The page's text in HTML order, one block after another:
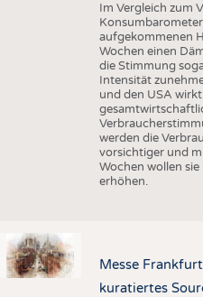
Im Vergleich zum
aufgekommenen
Wochen einen
die Stimmung
Intensität
und den USA
werden die
vorsichtiger und
Wochen wollen
erhöhen.
Messe
kuratiertes